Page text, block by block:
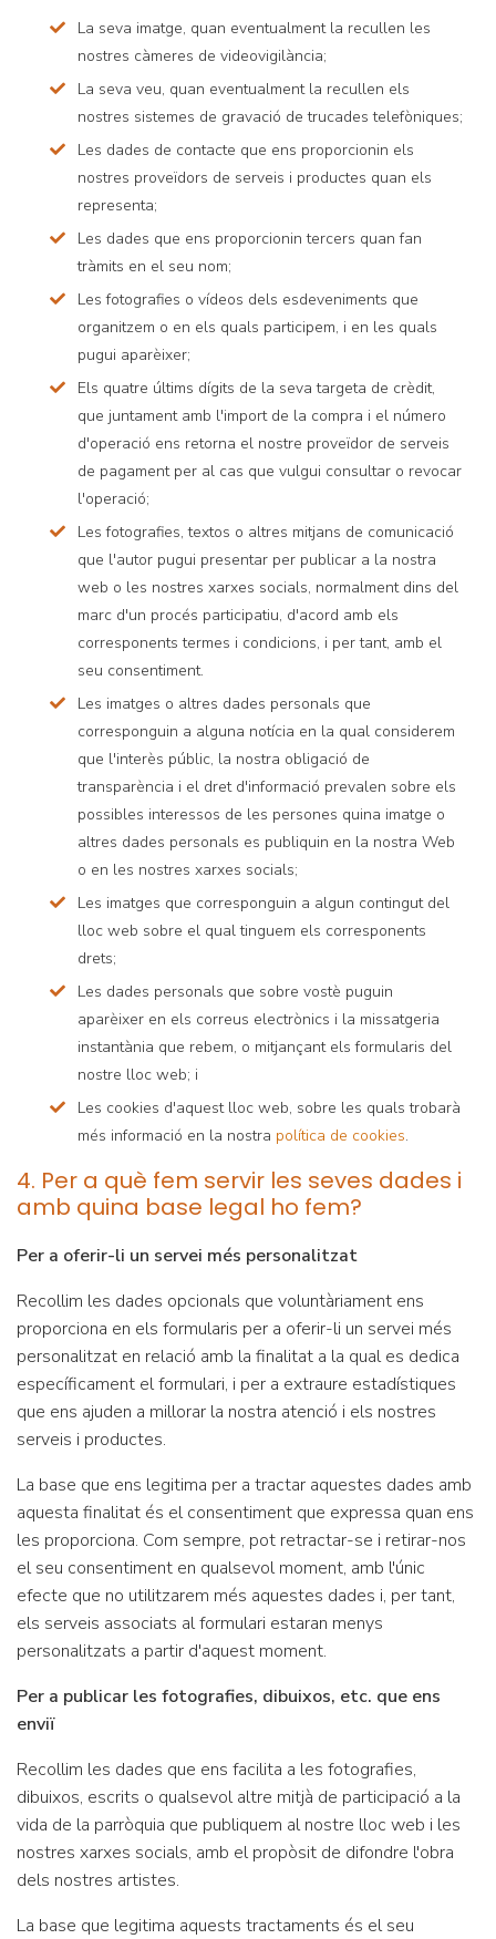
La seva imatge, quan eventualment la recullen les
nostres càmeres de videovigilància;
La seva veu, quan eventualment la recullen els
nostres sistemes de gravació de trucades telefòniques;
Les dades de contacte que ens proporcionin els
nostres proveïdors de serveis i productes quan els
representa;
Les dades que ens proporcionin tercers quan fan
tràmits en el seu nom;
Les fotografies o vídeos dels esdeveniments que
organitzem o en els quals participem, i en les quals
pugui aparèixer;
Els quatre últims dígits de la seva targeta de crèdit,
que juntament amb l'import de la compra i el número
d'operació ens retorna el nostre proveïdor de serveis
de pagament per al cas que vulgui consultar o revocar
l'operació;
Les fotografies, textos o altres mitjans de comunicació
que l'autor pugui presentar per publicar a la nostra
web o les nostres xarxes socials, normalment dins del
marc d'un procés participatiu, d'acord amb els
corresponents termes i condicions, i per tant, amb el
seu consentiment.
Les imatges o altres dades personals que
corresponguin a alguna notícia en la qual considerem
que l'interès públic, la nostra obligació de
transparència i el dret d'informació prevalen sobre els
possibles interessos de les persones quina imatge o
altres dades personals es publiquin en la nostra Web
o en les nostres xarxes socials;
Les imatges que corresponguin a algun contingut del
lloc web sobre el qual tinguem els corresponents
drets;
Les dades personals que sobre vostè puguin
aparèixer en els correus electrònics i la missatgeria
instantània que rebem, o mitjançant els formularis del
nostre lloc web; i
Les cookies d'aquest lloc web, sobre les quals trobarà
més informació en la nostra política de cookies.
4. Per a què fem servir les seves dades i
amb quina base legal ho fem?
Per a oferir-li un servei més personalitzat
Recollim les dades opcionals que voluntàriament ens
proporciona en els formularis per a oferir-li un servei més
personalitzat en relació amb la finalitat a la qual es dedica
específicament el formulari, i per a extraure estadístiques
que ens ajuden a millorar la nostra atenció i els nostres
serveis i productes.
La base que ens legitima per a tractar aquestes dades amb
aquesta finalitat és el consentiment que expressa quan ens
les proporciona. Com sempre, pot retractar-se i retirar-nos
el seu consentiment en qualsevol moment, amb l'únic
efecte que no utilitzarem més aquestes dades i, per tant,
els serveis associats al formulari estaran menys
personalitzats a partir d'aquest moment.
Per a publicar les fotografies, dibuixos, etc. que ens
enviï
Recollim les dades que ens facilita a les fotografies,
dibuixos, escrits o qualsevol altre mitjà de participació a la
vida de la parròquia que publiquem al nostre lloc web i les
nostres xarxes socials, amb el propòsit de difondre l'obra
dels nostres artistes.
La base que legitima aquests tractaments és el seu